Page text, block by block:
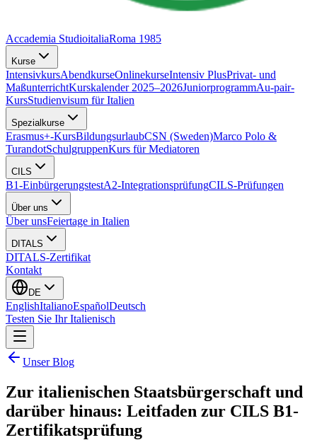
Accademia StudioitaliaRoma 1985
Kurse
IntensivkursAbendkurseOnlinekurseIntensiv PlusPrivat- und
MaßunterrichtKurskalender 2025–2026JuniorprogrammAu-pair-
KursStudienvisum für Italien
Spezialkurse
Erasmus+-KursBildungsurlaubCSN (Sweden)Marco Polo &
TurandotSchulgruppenKurs für Mediatoren
CILS
B1-EinbürgerungstestA2-IntegrationsprüfungCILS-Prüfungen
Über uns
Über unsFeiertage in Italien
DITALS
DITALS-Zertifikat
Kontakt
DE
EnglishItalianoEspañolDeutsch
Testen Sie Ihr Italienisch
Unser Blog
Zur italienischen Staatsbürgerschaft und
darüber hinaus: Leitfaden zur CILS B1-
Zertifikatsprüfung